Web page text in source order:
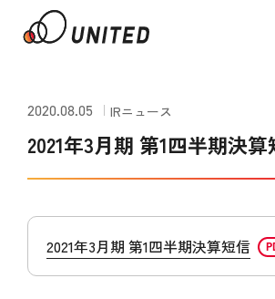
2020.08.05 IRニュース
2021年3月期 第1四半期決
2021年3月期 第1四半期決算短信